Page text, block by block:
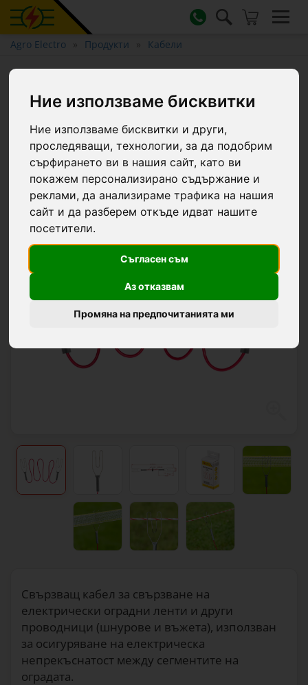
Ние използваме бисквитки
Ние използваме бисквитки и други,
проследяващи, технологии, за да подобрим
сърфирането ви в нашия сайт, като ви
покажем персонализирано съдържание и
реклами, да анализираме трафика на нашия
сайт и да разберем откъде идват нашите
посетители.
Съгласен съм
Аз отказвам
Промяна на предпочитанията ми
Agro Electro Продукти Кабели
шнурове или въжета за
електрическа ограда
Свързващ кабел за свързване на
електрически оградни ленти и други
проводници (шнурове и въжета), използван
за осигуряване на електрическа
непрекъснатост между сегментите на
оградата.